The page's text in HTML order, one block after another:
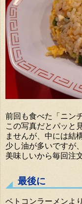
前回も食べた「ニン
この写真だとパッと
ませんが、中には結
少し油が多いですが
美味しいから毎回注
最後に
ベトコンラーメンよ